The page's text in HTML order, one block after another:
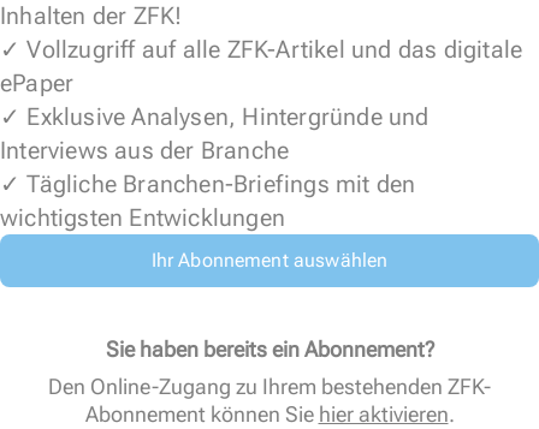
Inhalten der ZFK!
✓ Vollzugriff auf alle ZFK-Artikel und das digitale
ePaper
✓ Exklusive Analysen, Hintergründe und
Interviews aus der Branche
✓ Tägliche Branchen-Briefings mit den
wichtigsten Entwicklungen
Ihr Abonnement auswählen
Sie haben bereits ein Abonnement?
Den Online-Zugang zu Ihrem bestehenden ZFK-
Abonnement können Sie hier aktivieren.